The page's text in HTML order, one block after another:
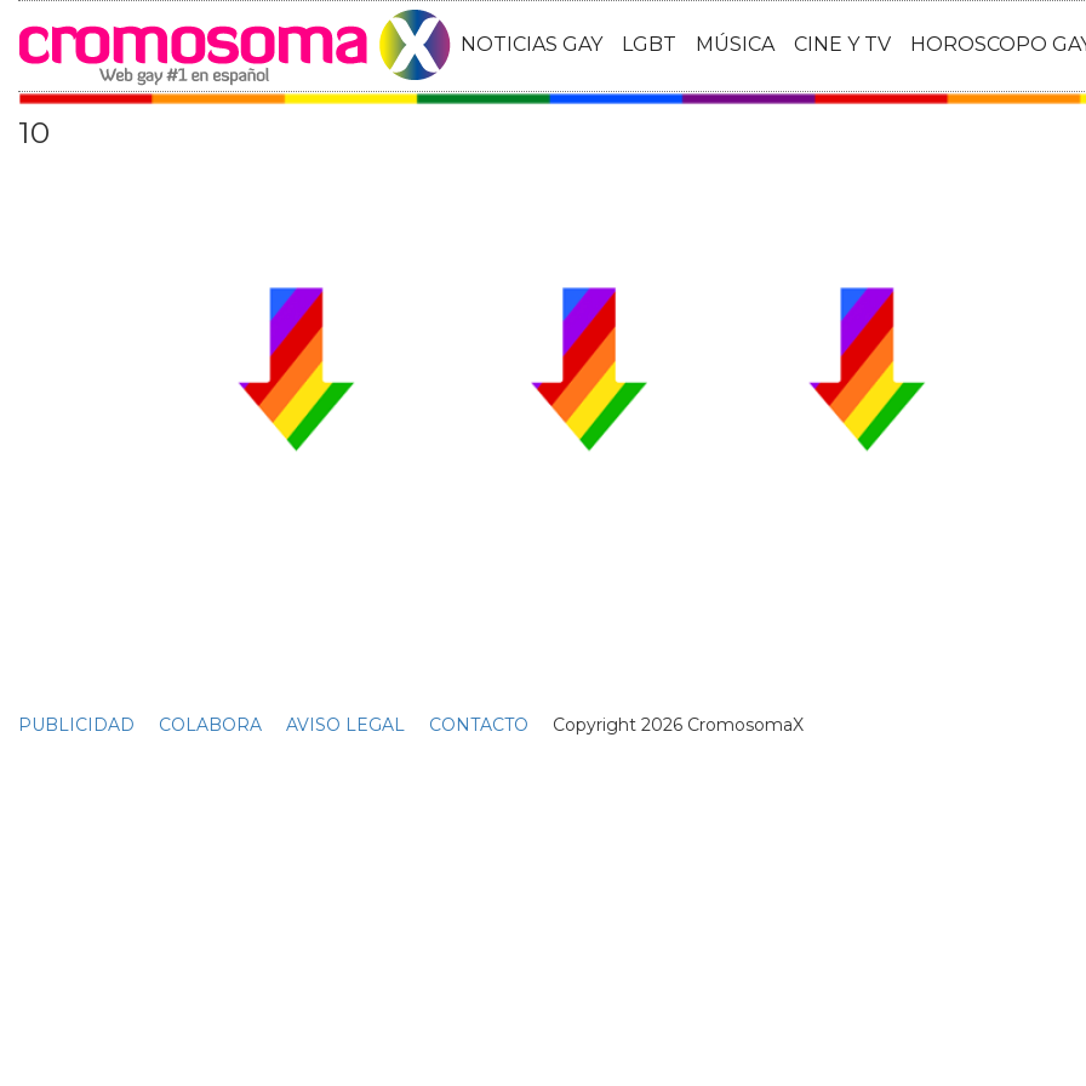
NOTICIAS GAY LGBT MÚSICA CINE Y TV HOROSCOPO
10
PUBLICIDAD COLABORA AVISO LEGAL CONTACTO Copyright 2026 CromosomaX